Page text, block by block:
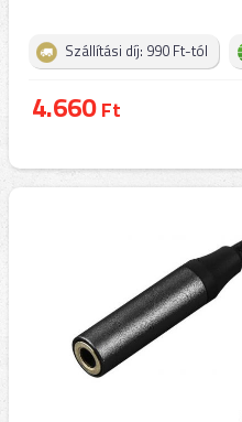
Szállítási díj: 990 Ft-tól
4.660Ft